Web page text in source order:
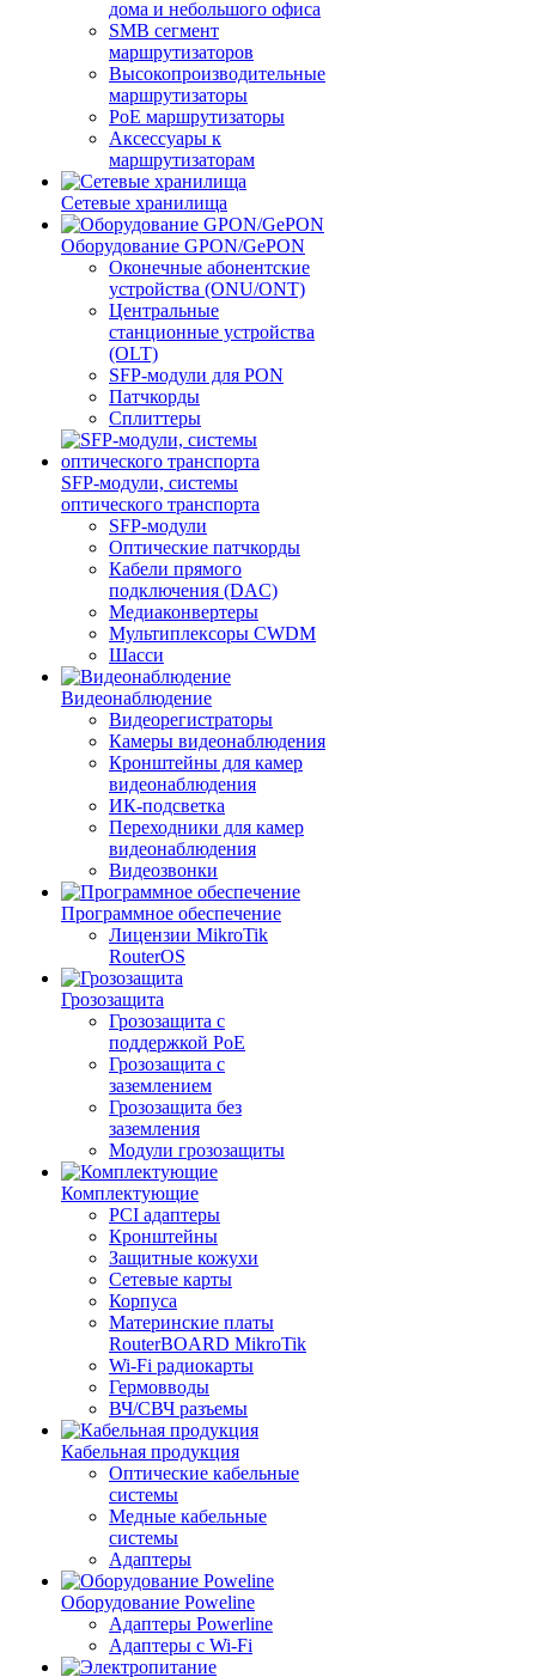
дома и небольшого офиса
SMB сегмент
маршрутизаторов
Высокопроизводительные
маршрутизаторы
PoE маршрутизаторы
Аксессуары к
маршрутизаторам
Сетевые хранилища
Оборудование GPON/GePON
Оконечные абонентские
устройства (ONU/ONT)
Центральные
станционные устройства
(OLT)
SFP-модули для PON
Патчкорды
Сплиттеры
SFP-модули, системы
оптического транспорта
SFP-модули
Оптические патчкорды
Кабели прямого
подключения (DAC)
Медиаконвертеры
Мультиплексоры CWDM
Шасси
Видеонаблюдение
Видеорегистраторы
Камеры видеонаблюдения
Кронштейны для камер
видеонаблюдения
ИК-подсветка
Переходники для камер
видеонаблюдения
Видеозвонки
Программное обеспечение
Лицензии MikroTik
RouterOS
Грозозащита
Грозозащита с
поддержкой PoE
Грозозащита с
заземлением
Грозозащита без
заземления
Модули грозозащиты
Комплектующие
PCI адаптеры
Кронштейны
Защитные кожухи
Сетевые карты
Корпуса
Материнские платы
RouterBOARD MikroTik
Wi-Fi радиокарты
Гермовводы
ВЧ/СВЧ разъемы
Кабельная продукция
Оптические кабельные
системы
Медные кабельные
системы
Адаптеры
Оборудование Poweline
Адаптеры Powerline
Адаптеры с Wi-Fi